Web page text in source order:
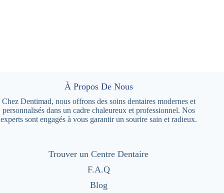
À Propos De Nous
Chez Dentimad, nous offrons des soins dentaires modernes et
personnalisés dans un cadre chaleureux et professionnel. Nos
experts sont engagés à vous garantir un sourire sain et radieux.
Trouver un Centre Dentaire
F.A.Q
Blog